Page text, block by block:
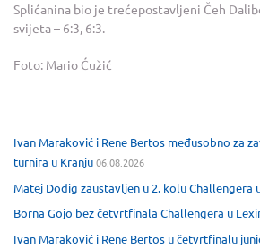
Splićanina bio je trećepostavljeni Čeh
svijeta – 6:3, 6:3.
Foto: Mario Ćužić
Ivan Maraković i Rene Bertos međusobno za
turnira u Kranju06.08.2026
Matej Dodig zaustavljen u 2. kolu Challengera
Borna Gojo bez četvrtfinala Challengera u
Ivan Maraković i Rene Bertos u četvrtfinalu